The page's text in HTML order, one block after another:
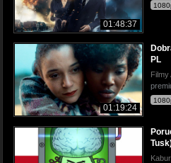
01:48:37
01:19:24
PL
Filmy